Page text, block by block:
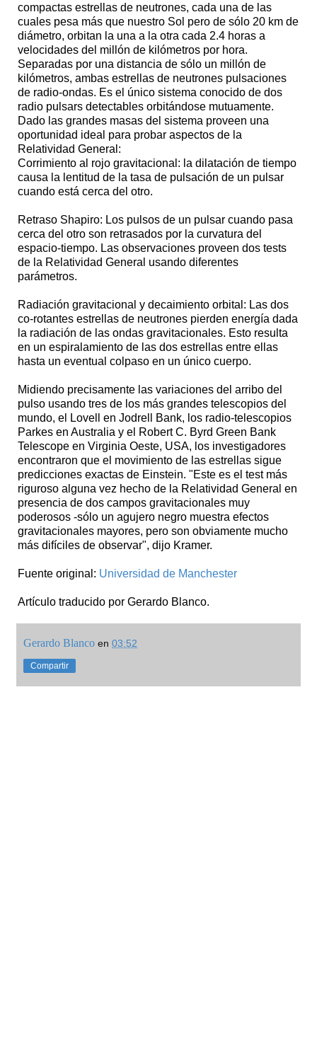
compactas estrellas de neutrones, cada una de las
cuales pesa más que nuestro Sol pero de sólo 20 km de
diámetro, orbitan la una a la otra cada 2.4 horas a
velocidades del millón de kilómetros por hora.
Separadas por una distancia de sólo un millón de
kilómetros, ambas estrellas de neutrones pulsaciones
de radio-ondas. Es el único sistema conocido de dos
radio pulsars detectables orbitándose mutuamente.
Dado las grandes masas del sistema proveen una
oportunidad ideal para probar aspectos de la
Relatividad General:
Corrimiento al rojo gravitacional: la dilatación de tiempo
causa la lentitud de la tasa de pulsación de un pulsar
cuando está cerca del otro.
Retraso Shapiro: Los pulsos de un pulsar cuando pasa
cerca del otro son retrasados por la curvatura del
espacio-tiempo. Las observaciones proveen dos tests
de la Relatividad General usando diferentes
parámetros.
Radiación gravitacional y decaimiento orbital: Las dos
co-rotantes estrellas de neutrones pierden energía dada
la radiación de las ondas gravitacionales. Esto resulta
en un espiralamiento de las dos estrellas entre ellas
hasta un eventual colpaso en un único cuerpo.
Midiendo precisamente las variaciones del arribo del
pulso usando tres de los más grandes telescopios del
mundo, el Lovell en Jodrell Bank, los radio-telescopios
Parkes en Australia y el Robert C. Byrd Green Bank
Telescope en Virginia Oeste, USA, los investigadores
encontraron que el movimiento de las estrellas sigue
predicciones exactas de Einstein. "Este es el test más
riguroso alguna vez hecho de la Relatividad General en
presencia de dos campos gravitacionales muy
poderosos -sólo un agujero negro muestra efectos
gravitacionales mayores, pero son obviamente mucho
más difíciles de observar", dijo Kramer.
Fuente original: Universidad de Manchester
Artículo traducido por Gerardo Blanco.
Gerardo Blanco en 03:52
Compartir